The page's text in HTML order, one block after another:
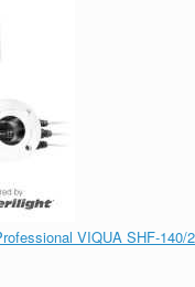
VIQUA SHF-140/2